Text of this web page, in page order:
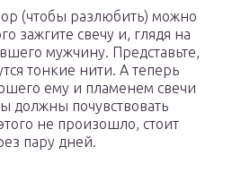
(чтобы разлюбить) можно
зажгите свечу и, глядя на
мужчину. Представьте,
тонкие нити. А теперь
ему и пламенем свечи
должны почувствовать
не произошло, стоит
пару дней.